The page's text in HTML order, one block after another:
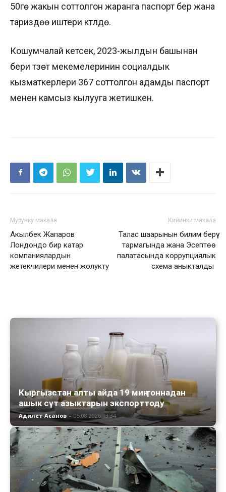
50гө жакын соттолгон жаранга паспорт берүү жана
тариздөө иштери күтүлүүдө.
Кошумчалай кетсек, 2023-жылдын башынан
бери түзөтүү мекемелеринин социалдык
кызматкерлери 367 соттолгон адамды паспорт
менен камсыз кылууга жетишкен.
Мурунку макала
Акылбек Жапаров
Лондондо бир катар
компаниялардын
жетекчилери менен жолукту
Кийинки макала
Талас шаарынын билим берүү
тармагында жана Эсептөө
палатасында коррупциялык
схема аныкталды
Кыргызстан алты айда 19 миң тоннадан
ашык сүт азыктарын экспорттоду
Адилет Асанов - 05.08.2026 13:34